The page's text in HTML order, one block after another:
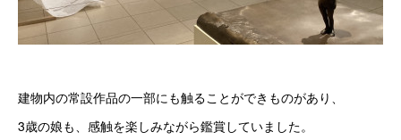
建物内の常設作品の一部にも触ることができものがあり、
3歳の娘も、感触を楽しみながら鑑賞していました。